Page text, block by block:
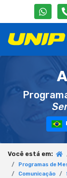
Você está em:
Programas de
Comunicação